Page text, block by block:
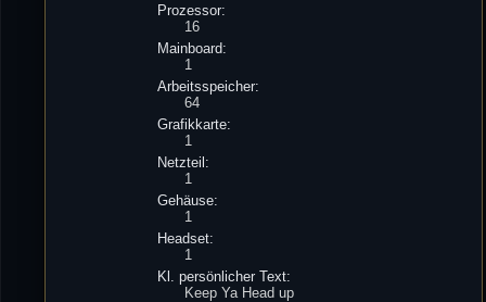
Prozessor:
16
Mainboard:
1
Arbeitsspeicher:
64
Grafikkarte:
1
Netzteil:
1
Gehäuse:
1
Headset:
1
Kl. persönlicher Text:
Keep Ya Head up